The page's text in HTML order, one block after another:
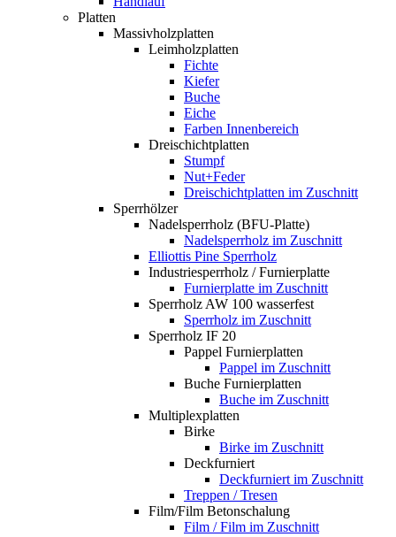
Platten
Massivholzplatten
Leimholzplatten
Fichte
Kiefer
Buche
Eiche
Farben Innenbereich
Dreischichtplatten
Stumpf
Nut+Feder
Dreischichtplatten im Zuschnitt
Sperrhölzer
Nadelsperrholz (BFU-Platte)
Nadelsperrholz im Zuschnitt
Elliottis Pine Sperrholz
Industriesperrholz / Furnierplatte
Furnierplatte im Zuschnitt
Sperrholz AW 100 wasserfest
Sperrholz im Zuschnitt
Sperrholz IF 20
Pappel Furnierplatten
Pappel im Zuschnitt
Buche Furnierplatten
Buche im Zuschnitt
Multiplexplatten
Birke
Birke im Zuschnitt
Deckfurniert
Deckfurniert im Zuschnitt
Treppen / Tresen
Film/Film Betonschalung
Film / Film im Zuschnitt